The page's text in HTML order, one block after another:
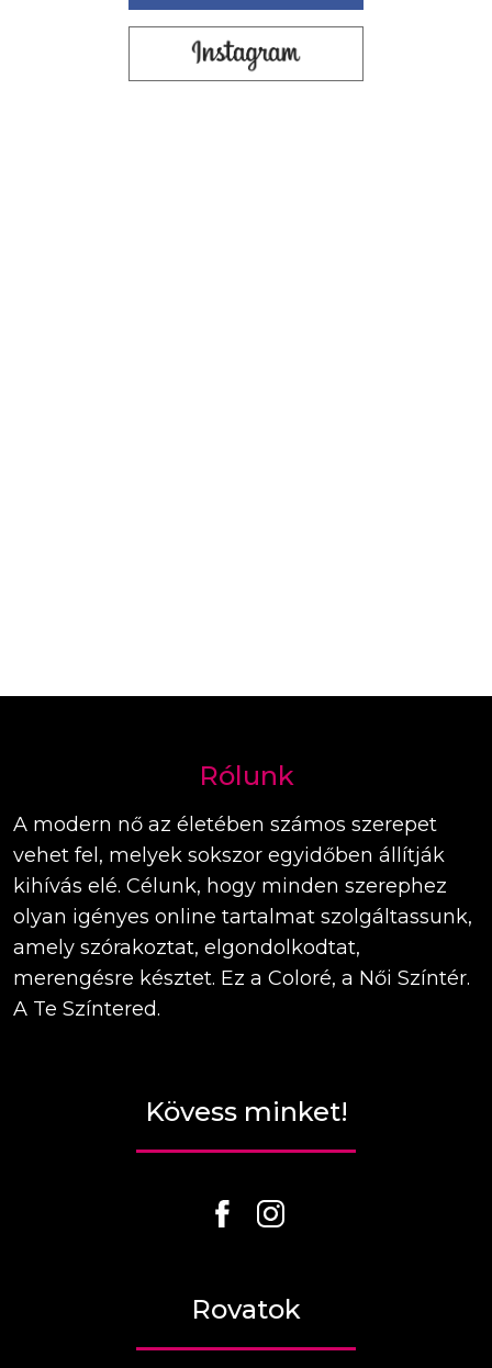
Rólunk
A modern nő az életében számos szerepet
vehet fel, melyek sokszor egyidőben állítják
kihívás elé. Célunk, hogy minden szerephez
olyan igényes online tartalmat szolgáltassunk,
amely szórakoztat, elgondolkodtat,
merengésre késztet. Ez a Coloré, a Női Színtér.
A Te Színtered.
Kövess minket!
Rovatok